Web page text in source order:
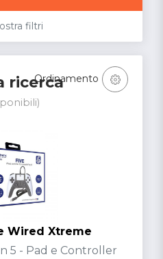
filtri
ricerca
Ordinamento
Wired Xtreme
5 - Pad e Controller